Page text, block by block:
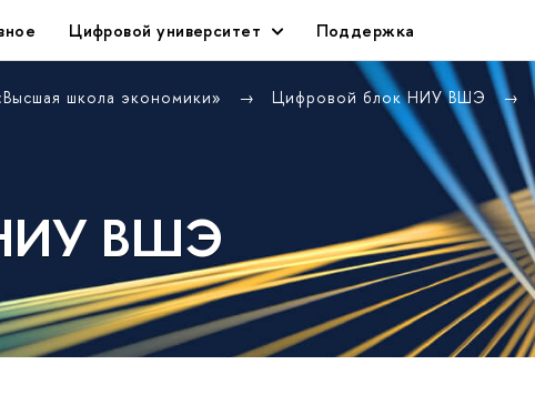
Цифровой университет Поддержка
школа экономики» Цифровой блок НИУ ВШЭ
ВШЭ